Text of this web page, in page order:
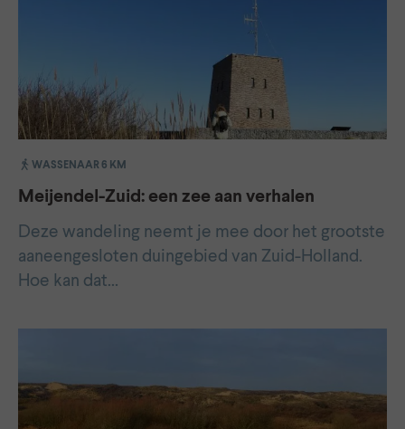
WASSENAAR 6 KM
Meijendel-Zuid: een zee aan verhalen
Deze wandeling neemt je mee door het grootste
aaneengesloten duingebied van Zuid-Holland.
Hoe kan dat…